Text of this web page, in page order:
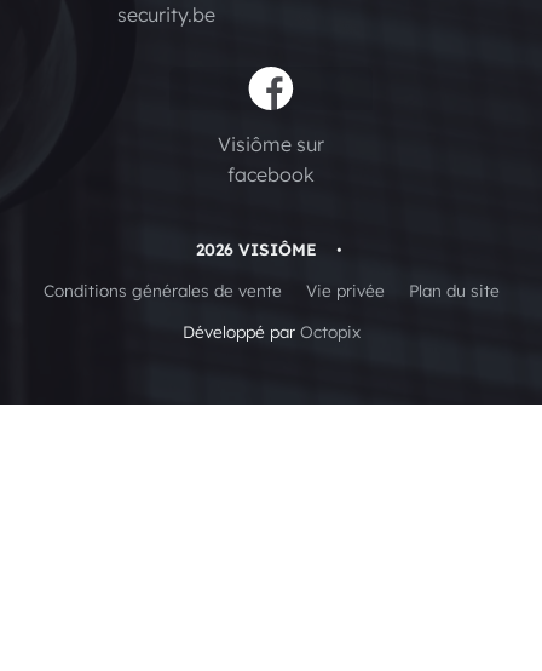
security.be
Visiôme sur
facebook
2026 VISIÔME •
Conditions générales de vente
Vie privée
Plan du site
Développé par Octopix